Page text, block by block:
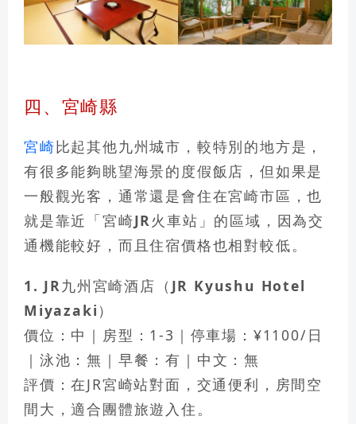
四、宮崎縣
宮崎比起其他九州城市，較特別的地方是，
有很多能夠眺望海景的度假飯店，但如果是
一般觀光客，通常還是會住在宮崎市區，也
就是靠近「宮崎JR火車站 」的區域，因為交
通機能較好，而且住宿價格也相對較低。
1. JR九州宮崎酒店（JR Kyushu Hotel
Miyazaki）
價位：中｜房型：1-3｜停車場：¥1100/日
｜泳池：無｜早餐：有｜中文：無
評價：在JR宮崎站對面，交通便利，房間空
間大，適合團體旅遊入住。